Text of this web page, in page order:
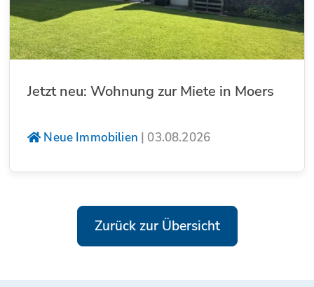
Jetzt neu: Wohnung zur Miete in Moers
Neue Immobilien | 03.08.2026
Zurück zur Übersicht